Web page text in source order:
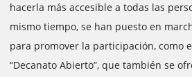
hacerla más accesible a todas las
mismo tiempo, se han puesto en
para promover la participación, como
“Decanato Abierto”, que también se